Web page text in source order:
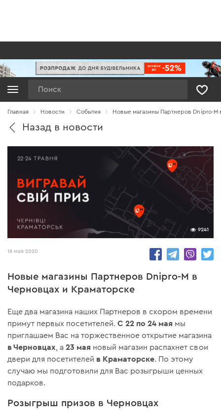
Главная Новости Cобытия Новые магазины Партнеров Dnipro-M
Назад в новости
9241
18 мая 2020
Новые магазины Партнеров Dnipro-M в
Черновцах и Краматорске
Еще два магазина наших Партнеров в скором времени
примут первых посетителей.С 22 по 24 мая мы
приглашаем Вас на торжественное открытие магазина
в Черновцах , а23 мая новый магазин распахнет свои
двери для посетителей в Краматорске. По этому
случаю мы подготовили для Вас розыгрыши ценных
подарков.
Розыгрыш призов в Черновцах